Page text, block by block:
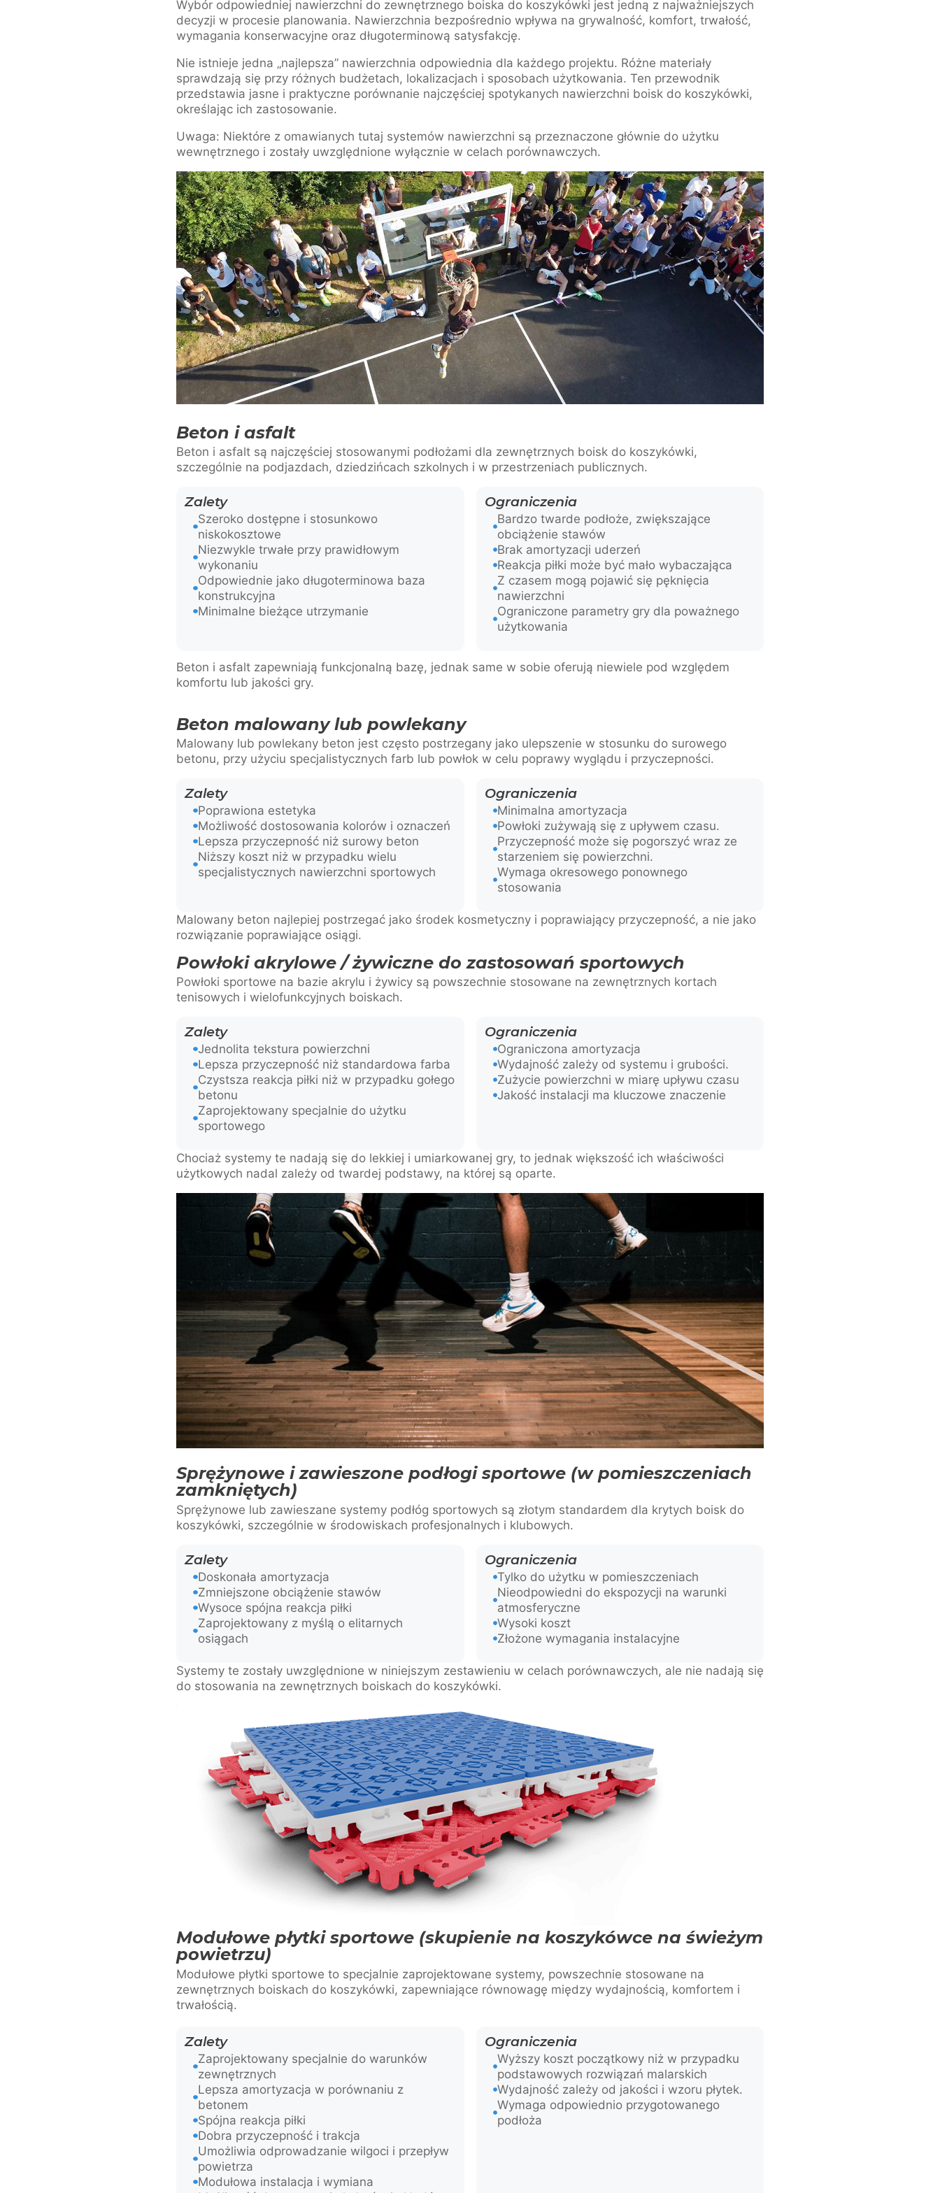
Wybór odpowiedniej nawierzchni do zewnętrznego boiska do koszykówki jest jedną z najważniejszych
decyzji w procesie planowania. Nawierzchnia bezpośrednio wpływa na grywalność, komfort, trwałość,
wymagania konserwacyjne oraz długoterminową satysfakcję.
Nie istnieje jedna „najlepsza” nawierzchnia odpowiednia dla każdego projektu. Różne materiały
sprawdzają się przy różnych budżetach, lokalizacjach i sposobach użytkowania. Ten przewodnik
przedstawia jasne i praktyczne porównanie najczęściej spotykanych nawierzchni boisk do koszykówki,
określając ich zastosowanie.
Uwaga: Niektóre z omawianych tutaj systemów nawierzchni są przeznaczone głównie do użytku
wewnętrznego i zostały uwzględnione wyłącznie w celach porównawczych.
Beton i asfalt
Beton i asfalt są najczęściej stosowanymi podłożami dla zewnętrznych boisk do koszykówki,
szczególnie na podjazdach, dziedzińcach szkolnych i w przestrzeniach publicznych.
Zalety
Szeroko dostępne i stosunkowo
niskokosztowe
Niezwykle trwałe przy prawidłowym
wykonaniu
Odpowiednie jako długoterminowa baza
konstrukcyjna
Minimalne bieżące utrzymanie
Ograniczenia
Bardzo twarde podłoże, zwiększające
obciążenie stawów
Brak amortyzacji uderzeń
Reakcja piłki może być mało wybaczająca
Z czasem mogą pojawić się pęknięcia
nawierzchni
Ograniczone parametry gry dla poważnego
użytkowania
Beton i asfalt zapewniają funkcjonalną bazę, jednak same w sobie oferują niewiele pod względem
komfortu lub jakości gry.
Beton malowany lub powlekany
Malowany lub powlekany beton jest często postrzegany jako ulepszenie w stosunku do surowego
betonu, przy użyciu specjalistycznych farb lub powłok w celu poprawy wyglądu i przyczepności.
Zalety
Poprawiona estetyka
Możliwość dostosowania kolorów i oznaczeń
Lepsza przyczepność niż surowy beton
Niższy koszt niż w przypadku wielu
specjalistycznych nawierzchni sportowych
Ograniczenia
Minimalna amortyzacja
Powłoki zużywają się z upływem czasu.
Przyczepność może się pogorszyć wraz ze
starzeniem się powierzchni.
Wymaga okresowego ponownego
stosowania
Malowany beton najlepiej postrzegać jako środek kosmetyczny i poprawiający przyczepność, a nie jako
rozwiązanie poprawiające osiągi.
Powłoki akrylowe / żywiczne do zastosowań sportowych
Powłoki sportowe na bazie akrylu i żywicy są powszechnie stosowane na zewnętrznych kortach
tenisowych i wielofunkcyjnych boiskach.
Zalety
Jednolita tekstura powierzchni
Lepsza przyczepność niż standardowa farba
Czystsza reakcja piłki niż w przypadku gołego
betonu
Zaprojektowany specjalnie do użytku
sportowego
Ograniczenia
Ograniczona amortyzacja
Wydajność zależy od systemu i grubości.
Zużycie powierzchni w miarę upływu czasu
Jakość instalacji ma kluczowe znaczenie
Chociaż systemy te nadają się do lekkiej i umiarkowanej gry, to jednak większość ich właściwości
użytkowych nadal zależy od twardej podstawy, na której są oparte.
Sprężynowe i zawieszone podłogi sportowe (w pomieszczeniach
zamkniętych)
Sprężynowe lub zawieszane systemy podłóg sportowych są złotym standardem dla krytych boisk do
koszykówki, szczególnie w środowiskach profesjonalnych i klubowych.
Zalety
Doskonała amortyzacja
Zmniejszone obciążenie stawów
Wysoce spójna reakcja piłki
Zaprojektowany z myślą o elitarnych
osiągach
Ograniczenia
Tylko do użytku w pomieszczeniach
Nieodpowiedni do ekspozycji na warunki
atmosferyczne
Wysoki koszt
Złożone wymagania instalacyjne
Systemy te zostały uwzględnione w niniejszym zestawieniu w celach porównawczych, ale nie nadają się
do stosowania na zewnętrznych boiskach do koszykówki.
Modułowe płytki sportowe (skupienie na koszykówce na świeżym
powietrzu)
Modułowe płytki sportowe to specjalnie zaprojektowane systemy, powszechnie stosowane na
zewnętrznych boiskach do koszykówki, zapewniające równowagę między wydajnością, komfortem i
trwałością.
Zalety
Zaprojektowany specjalnie do warunków
zewnętrznych
Lepsza amortyzacja w porównaniu z
betonem
Spójna reakcja piłki
Dobra przyczepność i trakcja
Umożliwia odprowadzanie wilgoci i przepływ
powietrza
Modułowa instalacja i wymiana
Ograniczenia
Wyższy koszt początkowy niż w przypadku
podstawowych rozwiązań malarskich
Wydajność zależy od jakości i wzoru płytek.
Wymaga odpowiednio przygotowanego
podłoża